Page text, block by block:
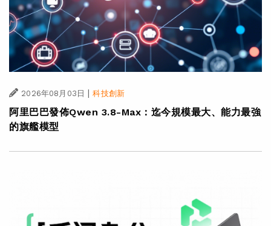
2026年08月03日 | 科技創新
阿里巴巴發佈Qwen 3.8-Max：迄今規模最大、能力最強
的旗艦模型